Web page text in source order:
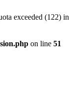
exceeded (122) in
on line 51